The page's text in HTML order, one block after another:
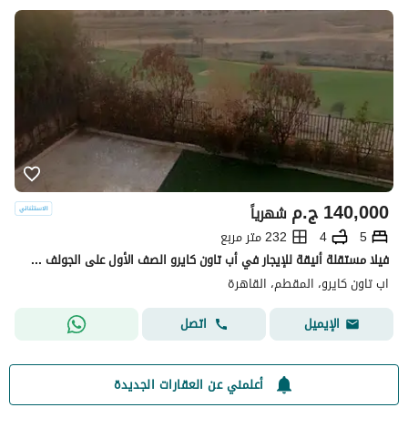
ج.م140,000 شهرياً
5
4
232 متر مربع
فيلا مستقلة أنيقة للإيجار في أب تاون كايرو الصف الأول على الجولف وموقع مميز
اب تاون كايرو، المقطم، القاهرة
الإيميل
اتصل
أعلمني عن العقارات الجديدة